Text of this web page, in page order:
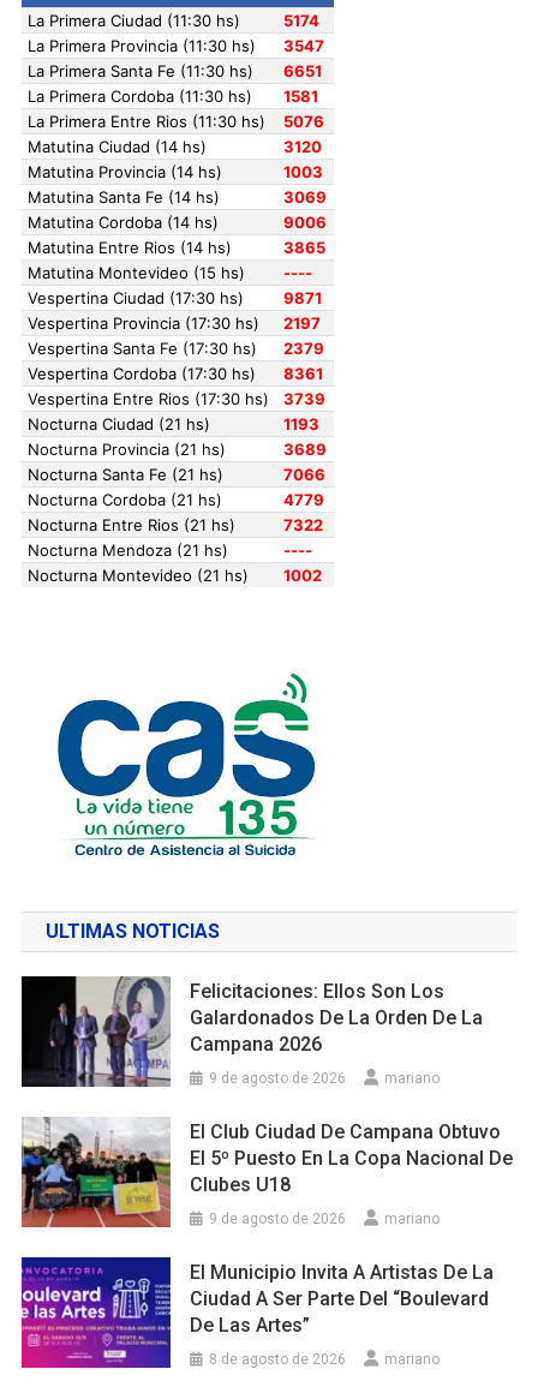
ULTIMAS NOTICIAS
Felicitaciones: Ellos Son Los
Galardonados De La Orden De La
Campana 2026
9 de agosto de 2026 mariano
El Club Ciudad De Campana Obtuvo
El 5º Puesto En La Copa Nacional De
Clubes U18
9 de agosto de 2026 mariano
El Municipio Invita A Artistas De La
Ciudad A Ser Parte Del “Boulevard
De Las Artes”
8 de agosto de 2026 mariano